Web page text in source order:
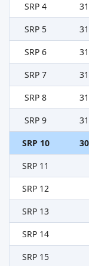
SRP 4
SRP 5
SRP 6
SRP 7
SRP 8
SRP 9
SRP 10
SRP 11
SRP 12
SRP 13
SRP 14
SRP 15